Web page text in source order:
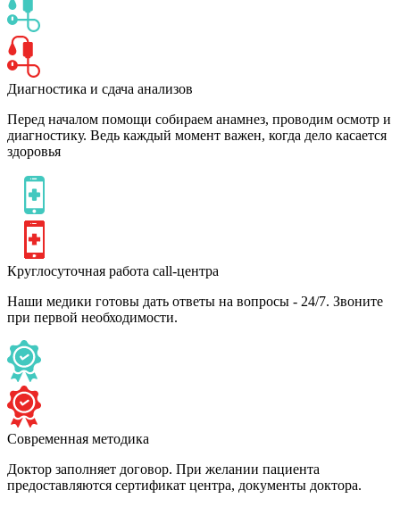
Диагностика и сдача анализов
Перед началом помощи собираем анамнез, проводим осмотр и
диагностику. Ведь каждый момент важен, когда дело касается
здоровья
Круглосуточная работа call-центра
Наши медики готовы дать ответы на вопросы - 24/7. Звоните
при первой необходимости.
Современная методика
Доктор заполняет договор. При желании пациента
предоставляются сертификат центра, документы доктора.